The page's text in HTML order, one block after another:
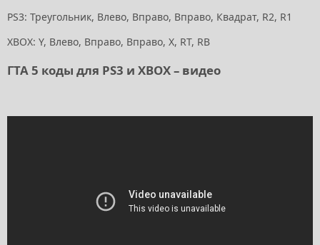
PS3: Треугольник, Влево, Вправо, Вправо, Квадрат, R2, R1
XBOX: Y, Влево, Вправо, Вправо, X, RT, RB
ГТА 5 коды для PS3 и XBOX – видео